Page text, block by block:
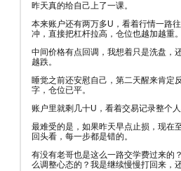
昨天真的给自己上了一课。
本来账户还有两万多U，看着行情一路
冲，直接把杠杆拉高，仓位也越加越重。
中间价格有点回调，我想着只是洗盘，
越跌。
睡觉之前还安慰自己，第二天醒来肯定
字，仓位已平。
账户里就剩几十U，看着交易记录整个人
最难受的是，如果昨天早点止损，现在
回头看，每一步都是错的。
有没有老哥也是这么一路交学费过来的
么调整心态的？我是继续慢慢打回来，